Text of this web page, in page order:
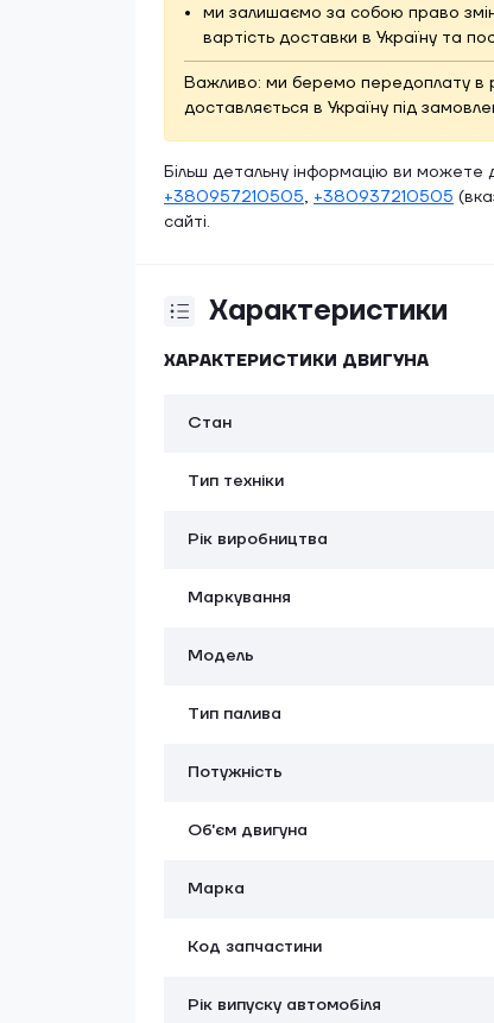
ми залишаємо за собою право
вартість доставки в Україну та
Важливо: ми беремо передоплату в
доставляється в Україну під
Більш детальну інформацію ви
+380957210505, +380937210505
сайті.
Характеристики
ХАРАКТЕРИСТИКИ ДВИГУНА
Стан
Тип техніки
Рік виробництва
Маркування
Модель
Тип палива
Потужність
Об'єм двигуна
Марка
Код запчастини
Рік випуску автомобіля